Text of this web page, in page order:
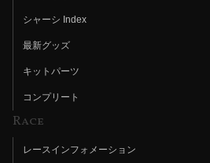
シャーシ Index
最新グッズ
キットパーツ
コンプリート
Race
レースインフォメーション